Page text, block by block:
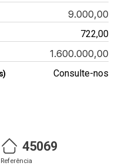
9.000,00
722,00
1.600.000,00
Consulte-nos
45069
Referência